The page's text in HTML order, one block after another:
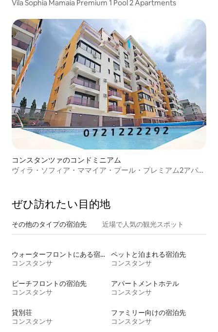
Vila Sophia Mamaia Premium 1 Pool 2 Apartments
コンスタンツァのコンドミニアム
ヴィラ・ソフィア・ママイア・プール・プレミアム2アパー
ぜひ訪⁠れ⁠た⁠い目⁠的⁠地
その他のタ⁠イ⁠プ⁠の宿⁠泊⁠先 近場で人気の観光スポット
ウォーターフロントにある宿泊施設
コンスタンサ
ペットと泊まれる宿泊先
コンスタンサ
ビーチフロントの宿泊先
コンスタンサ
アパートメントホテル
コンスタンサ
貸別荘
コンスタンサ
ファミリー向けの宿泊先
コンスタンサ